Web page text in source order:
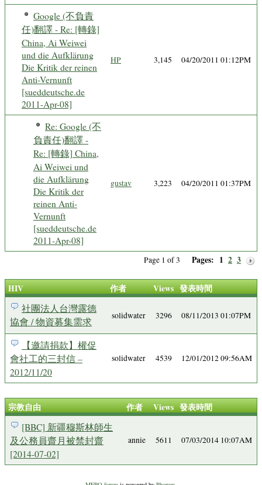
Google (不負責
任)翻譯 - Re: [轉錄]
China, Ai Weiwei
und die Aufklärung
Die Kritik der reinen
Anti-Vernunft
[sueddeutsche.de
2011-Apr-08]
HP 3,145 04/20/2011 01:12PM
Re: Google (不
負責任)翻譯 -
Re: [轉錄] China,
Ai Weiwei und
die Aufklärung
Die Kritik der
reinen Anti-
Vernunft
[sueddeutsche.de
2011-Apr-08]
gustav 3,223 04/20/2011 01:37PM
Page 1 of 3 Pages: 1 2 3
HIV 作者 Views 發表時間
社團法人台灣露德
協會 / 物資募集需求
solidwater 3296 08/11/2013 01:07PM
【邀請捐款】權促
會社工的三封信 –
2012/11/20
solidwater 4539 12/01/2012 09:56AM
宗教自由 作者 Views 發表時間
[BBC] 新疆穆斯林師生
及公務員齋月被禁封齋
[2014-07-02]
annie 5611 07/03/2014 10:07AM